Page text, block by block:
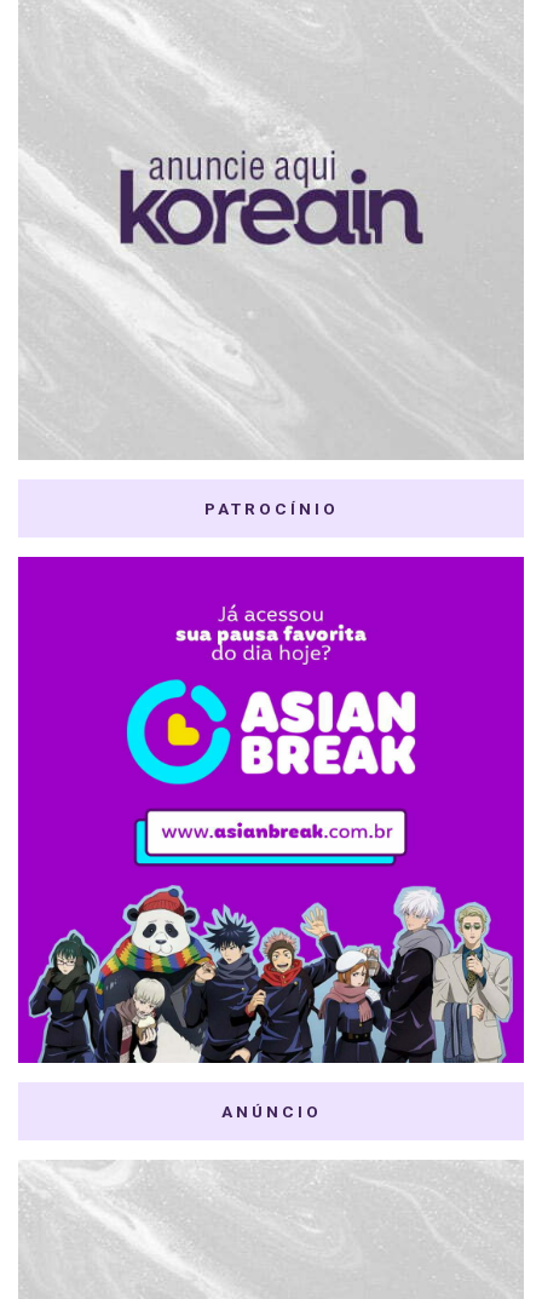
PATROCÍNIO
ANÚNCIO